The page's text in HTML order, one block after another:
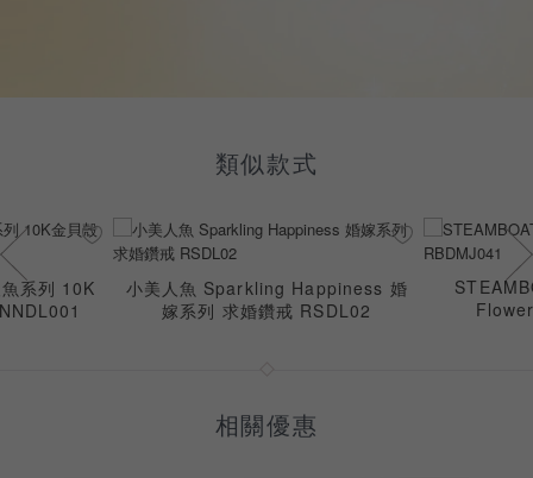
類似款式
系列 10K
小美人魚 Sparkling Happiness 婚
嫁系列 求婚鑽戒 RSDL02
相關優惠